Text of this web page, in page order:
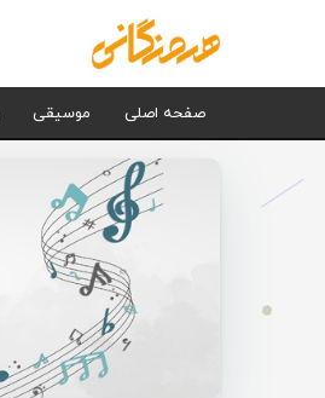
صفحه اصلی موسیقی